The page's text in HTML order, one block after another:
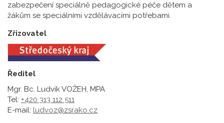
zabezpečení speciálně pedagogické péče dětem a
žákům se speciálními vzdělávacími potřebami.
Zřizovatel
Ředitel
Mgr. Bc. Ludvík VOŽEH, MPA
Tel: +420 313 112 511
E-mail: ludvoz@zsrako.cz